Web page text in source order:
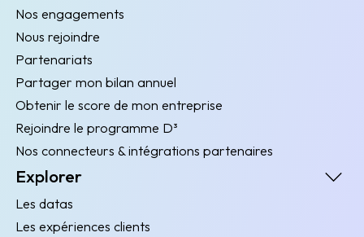
Nos engagements
Nous rejoindre
Partenariats
Partager mon bilan annuel
Obtenir le score de mon entreprise
Rejoindre le programme D³
Nos connecteurs & intégrations partenaires
Explorer
Les datas
Les expériences clients